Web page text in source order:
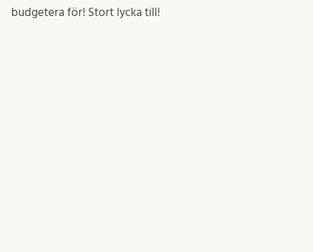
budgetera för! Stort lycka till!